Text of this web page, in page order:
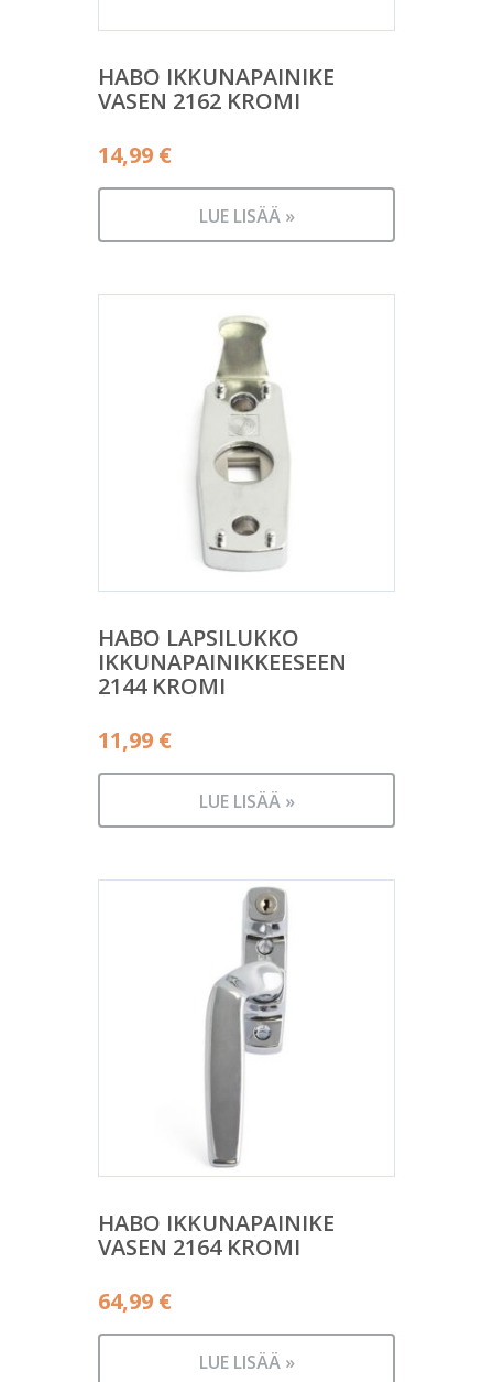
HABO IKKUNAPAINIKE
VASEN 2162 KROMI
14,99 €
LUE LISÄÄ »
HABO LAPSILUKKO
IKKUNAPAINIKKEESEEN
2144 KROMI
11,99 €
LUE LISÄÄ »
HABO IKKUNAPAINIKE
VASEN 2164 KROMI
64,99 €
LUE LISÄÄ »